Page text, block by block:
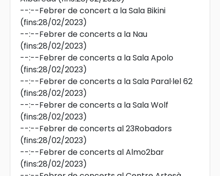
--:--Febrer de concert a la Sala Bikini
(fins:28/02/2023)
--:--Febrer de concerts a la Nau
(fins:28/02/2023)
--:--Febrer de concerts a la Sala Apolo
(fins:28/02/2023)
--:--Febrer de concerts a la Sala Paral·lel 62
(fins:28/02/2023)
--:--Febrer de concerts a la Sala Wolf
(fins:28/02/2023)
--:--Febrer de concerts al 23Robadors
(fins:28/02/2023)
--:--Febrer de concerts al Almo2bar
(fins:28/02/2023)